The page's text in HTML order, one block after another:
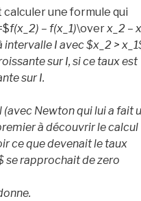
une formule qui
f(x_ 2) – f(x_ 1)\overx_ 2 – x_
I avec $x_ 2 > x_ 1
sur I, si ce taux est
sur I.
Newton qui lui a fait
à découvrir le calcul
ce que devenait le taux
se rapprochait de zero